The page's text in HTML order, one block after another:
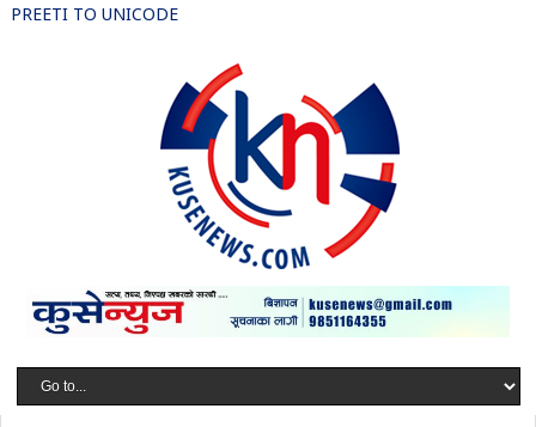
PREETI TO UNICODE